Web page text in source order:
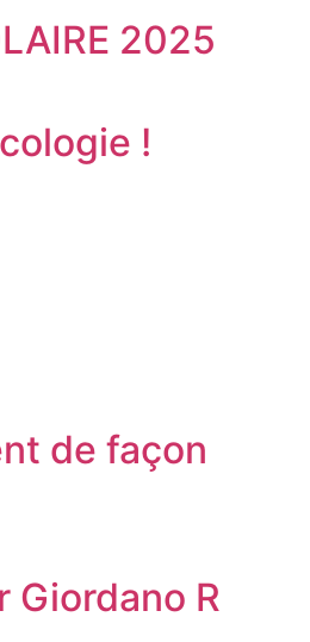
2025
!
de façon
Giordano R